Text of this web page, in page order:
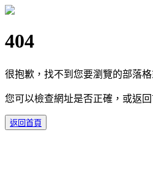
404
很抱歉，找不到您要瀏覽的部落
您可以檢查網址是否正確，或返
返回首頁